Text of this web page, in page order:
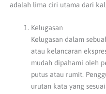
adalah lima ciri utama dari
Kelugasan
Kelugasan dalam
atau kelancaran
mudah dipahami oleh
putus atau rumit.
urutan kata yang